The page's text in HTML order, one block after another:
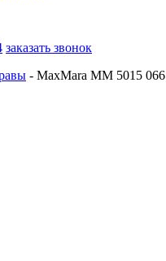
заказать звонок
- MaxMara MM 5015 066